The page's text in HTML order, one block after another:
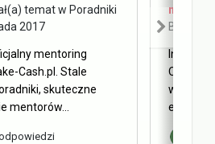
temat w Poradniki
2017
mentoring
Cash.pl. Stale
skuteczne
mentorów...
mysc
Blog
Internet
Obecnie
w